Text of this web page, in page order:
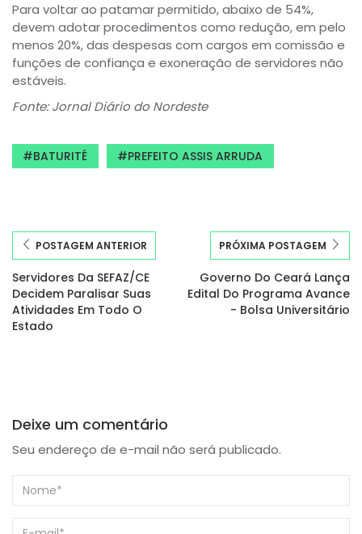
Para voltar ao patamar permitido, abaixo de 54%,
devem adotar procedimentos como redução, em pelo
menos 20%, das despesas com cargos em comissão e
funções de confiança e exoneração de servidores não
estáveis.
Fonte: Jornal Diário do Nordeste
BATURITÉ PREFEITO ASSIS ARRUDA
POSTAGEM ANTERIOR
Servidores Da SEFAZ/CE
Decidem Paralisar Suas
Atividades Em Todo O
Estado
PRÓXIMA POSTAGEM
Governo Do Ceará Lança
Edital Do Programa Avance
- Bolsa Universitário
Deixe um comentário
Seu endereço de e-mail não será publicado.